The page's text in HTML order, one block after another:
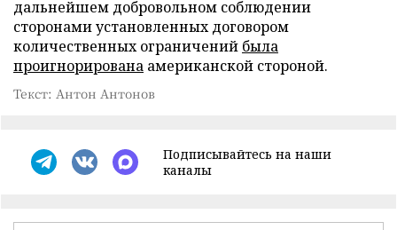
дальнейшем добровольном соблюдении
сторонами установленных договором
количественных ограничений была
проигнорирована американской стороной.
Текст: Антон Антонов
Подписывайтесь на наши
каналы